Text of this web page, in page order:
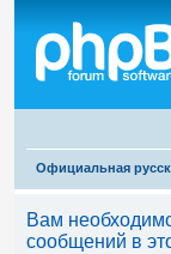
Официальная
Вам
сообщений в